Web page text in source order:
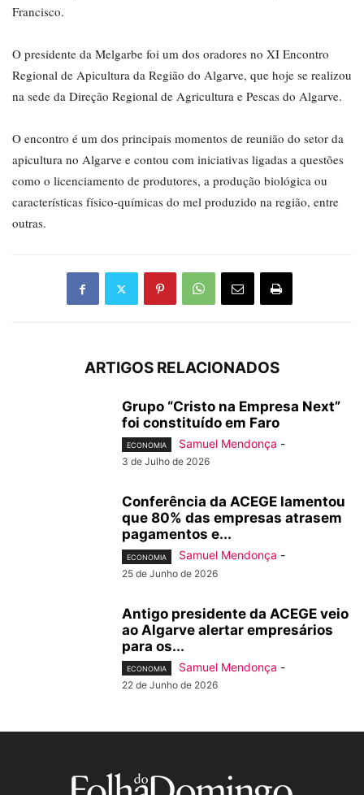
Francisco.
O presidente da Melgarbe foi um dos oradores no XI Encontro
Regional de Apicultura da Região do Algarve, que hoje se realizou
na sede da Direção Regional de Agricultura e Pescas do Algarve.
O encontro é um dos principais momentos de reunião do setor da
apicultura no Algarve e contou com iniciativas ligadas a questões
como o licenciamento de produtores, a produção biológica ou
características físico-químicas do mel produzido na região, entre
outras.
ARTIGOS RELACIONADOS
Grupo “Cristo na Empresa Next”
foi constituído em Faro
ECONOMIA Samuel Mendonça -
3 de Julho de 2026
Conferência da ACEGE lamentou
que 80% das empresas atrasem
pagamentos e...
ECONOMIA Samuel Mendonça -
25 de Junho de 2026
Antigo presidente da ACEGE veio
ao Algarve alertar empresários
para os...
ECONOMIA Samuel Mendonça -
22 de Junho de 2026